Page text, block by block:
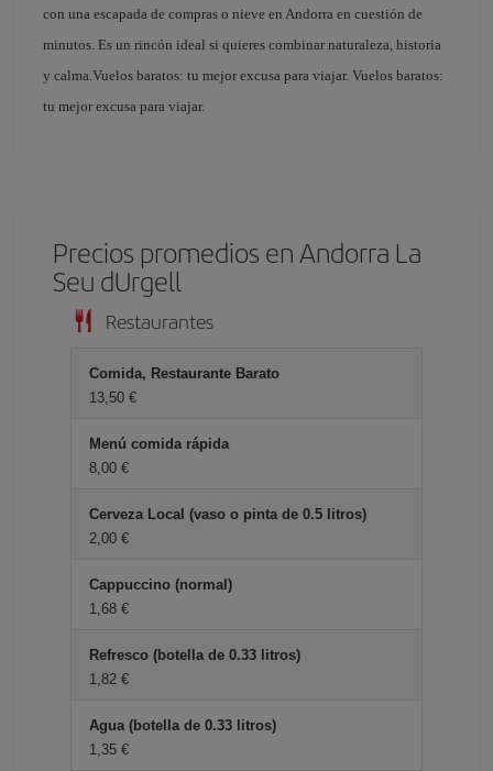
con una escapada de compras o nieve en Andorra en cuestión de
minutos. Es un rincón ideal si quieres combinar naturaleza, historia
y calma.Vuelos baratos: tu mejor excusa para viajar. Vuelos baratos:
tu mejor excusa para viajar.
Precios promedios en Andorra La
Seu dUrgell
Restaurantes
Comida, Restaurante Barato
13,50 €
Menú comida rápida
8,00 €
Cerveza Local (vaso o pinta de 0.5 litros)
2,00 €
Cappuccino (normal)
1,68 €
Refresco (botella de 0.33 litros)
1,82 €
Agua (botella de 0.33 litros)
1,35 €